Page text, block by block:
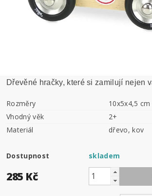
Dřevěné hračky, které si zamilují nejen
Rozměry
10x5x4,5 cm
Vhodný věk
2+
Materiál
dřevo, kov
Dostupnost skladem
285 Kč